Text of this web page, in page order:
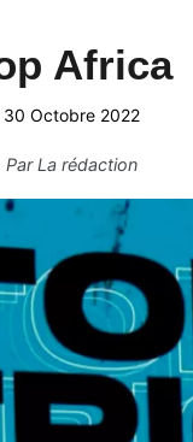
Africa
30 Octobre 2022
ParLa rédaction